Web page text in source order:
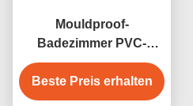
Mouldproof-
Badezimmer PVC-
Wand-Umhüllung/Bau
PVC-Wände
Beste Preis erhalten